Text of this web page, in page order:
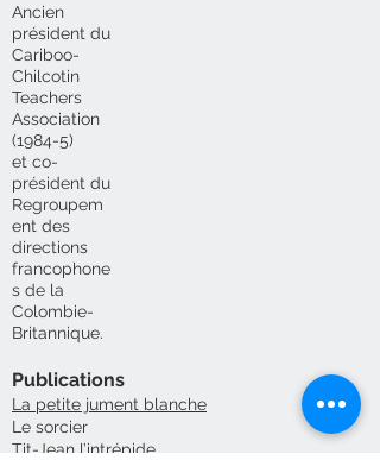
Ancien
président du
Cariboo-
Chilcotin
Teachers
Association
(1984-5)
et co-
président du
Regroupem
ent des
directions
francophone
s de la
Colombie-
Britannique.
Publications
La petite jument blanche
Le sorcier
Tit-Jean l’intrépide